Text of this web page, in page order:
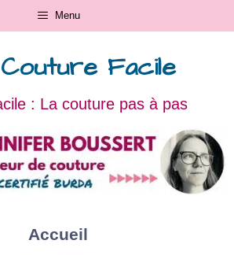
Menu
Facile
: La couture pas à pas
Accueil